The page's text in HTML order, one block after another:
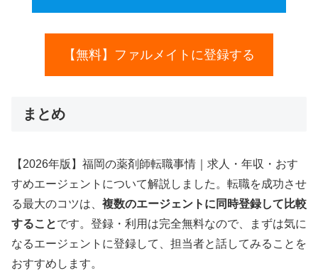
【無料】ファルメイトに登録する
まとめ
【2026年版】福岡の薬剤師転職事情｜求人・年収・おす
すめエージェントについて解説しました。転職を成功させ
る最大のコツは、 複数のエージェントに同時登録して比較
することです。登録・利用は完全無料なので、まずは気に
なるエージェントに登録して、担当者と話してみることを
おすすめします。